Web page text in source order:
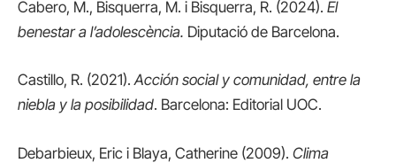
Cabero, M., Bisquerra, M. i Bisquerra, R. (2024). El
benestar a l’adolescència. Diputació de Barcelona.
Castillo, R. (2021).Acción social y comunidad, entre la
niebla y la posibilidad. Barcelona: Editorial UOC.
Debarbieux, Eric i Blaya, Catherine (2009). Clima